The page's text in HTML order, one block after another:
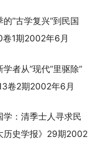
”古学复兴”到民国
卷1期2002年6月
者从”现代”里驱除”
卷2期2002年6月
学：清季士人寻求民
历史学报》29期2002